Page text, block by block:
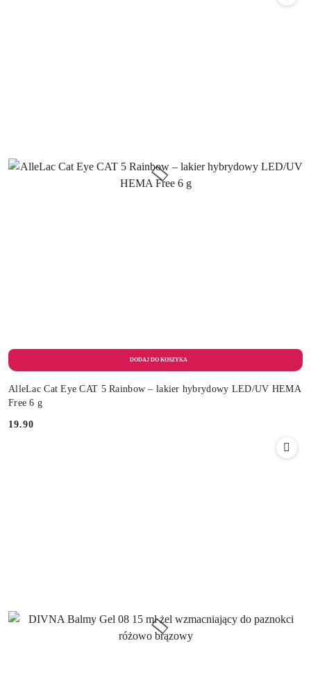
AlleLac Cat Eye CAT 5 Rainbow – lakier hybrydowy LED/UV HEMA
Free 6 g
Cena:
19.90